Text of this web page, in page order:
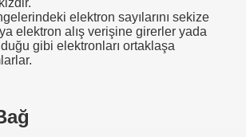
elektron sayılarını sekize
elektron alış verişine girerler yada
gibi elektronları ortaklaşa